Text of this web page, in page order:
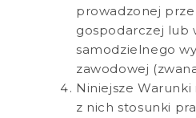
prowadzonej
gospodarczej lub
samodzielnego
zawodowej
Niniejsze
z nich stosunki